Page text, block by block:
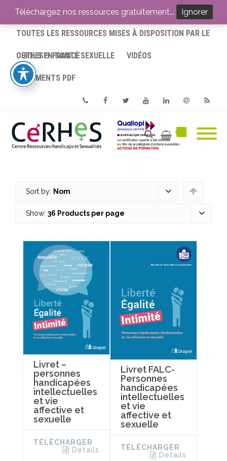
ACCUEIL
TOUTES LES RESSOURCES MISES À DISPOSITION PAR LE
CERHES® FRANCE
OUTILS EN SANTÉ SEXUELLE VIDÉOS
DOCUMENTS PDF
PhoneFacebookTwitterYoutube
Sort by: Nom
Show: 36 Products per page
Livret –
personnes
handicapées
intellectuelles
et vie
affective et
sexuelle
TÉLÉCHARGER
Details
Livret FALC-
Personnes
handicapées
intellectuelles
et vie
affective et
sexuelle
TÉLÉCHARGER
Details
Téléchargez nos ressources gratuitement... Ignorer